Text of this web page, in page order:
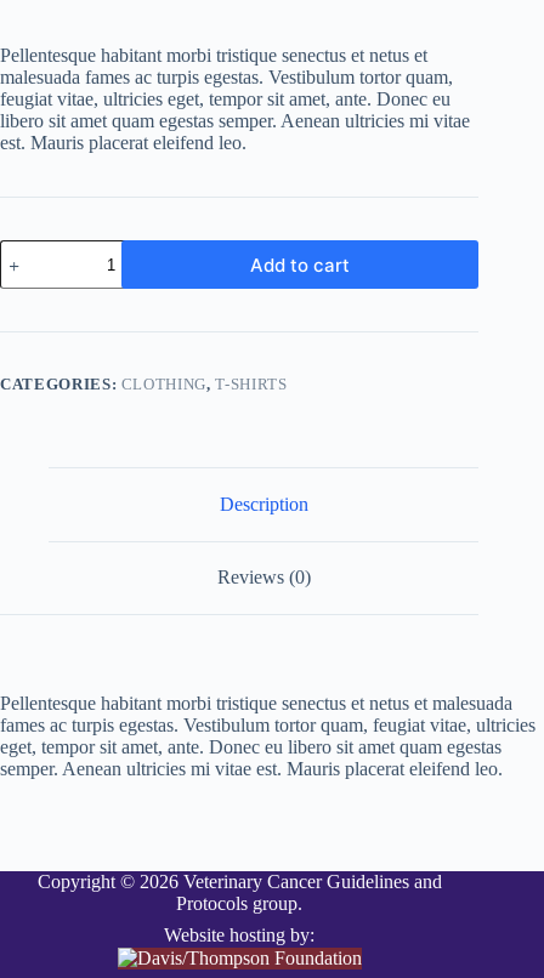
Pellentesque habitant morbi tristique senectus et netus et
malesuada fames ac turpis egestas. Vestibulum tortor quam,
feugiat vitae, ultricies eget, tempor sit amet, ante. Donec eu
libero sit amet quam egestas semper. Aenean ultricies mi vitae
est. Mauris placerat eleifend leo.
Woo
Ninja
quantity
Add to cart
r
CATEGORIES: CLOTHING,T-SHIRTS
Description
Reviews (0)
Pellentesque habitant morbi tristique senectus et netus et malesuada
fames ac turpis egestas. Vestibulum tortor quam, feugiat vitae, ultricies
eget, tempor sit amet, ante. Donec eu libero sit amet quam egestas
semper. Aenean ultricies mi vitae est. Mauris placerat eleifend leo.
Copyright © 2026 Veterinary Cancer Guidelines and
Protocols group.
Website hosting by: